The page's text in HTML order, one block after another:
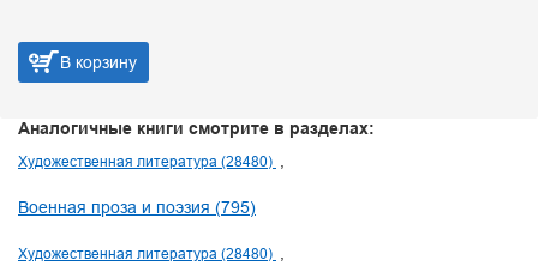
В корзину
Аналогичные книги смотрите в разделах:
Художественная литература (28480)
Военная проза и поэзия (795)
Художественная литература (28480)